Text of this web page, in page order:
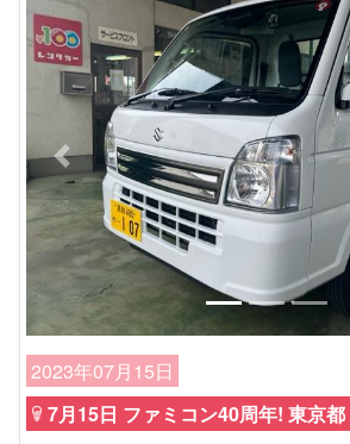
Previous
2023年07月15日
7月15日 ファミコン40周年! 東京